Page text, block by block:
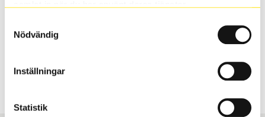
Nödvändig
Inställningar
Statistik
Ibland kan fälgen ha bytts ut under årens lopp och
fabrik.
S Sök